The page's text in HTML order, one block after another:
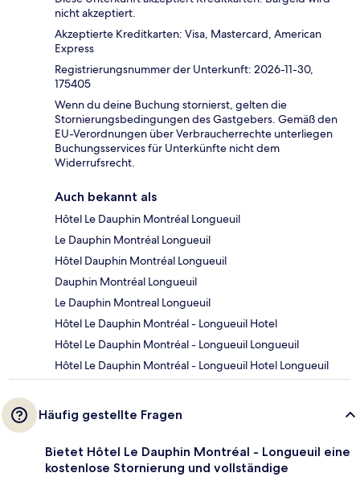
nicht akzeptiert.
Akzeptierte Kreditkarten: Visa, Mastercard, American
Express
Registrierungsnummer der Unterkunft: 2026-11-30,
175405
Wenn du deine Buchung stornierst, gelten die
Stornierungsbedingungen des Gastgebers. Gemäß den
EU-Verordnungen über Verbraucherrechte unterliegen
Buchungsservices für Unterkünfte nicht dem
Widerrufsrecht.
Auch bekannt als
Hôtel Le Dauphin Montréal Longueuil
Le Dauphin Montréal Longueuil
Hôtel Dauphin Montréal Longueuil
Dauphin Montréal Longueuil
Le Dauphin Montreal Longueuil
Hôtel Le Dauphin Montréal - Longueuil Hotel
Hôtel Le Dauphin Montréal - Longueuil Longueuil
Hôtel Le Dauphin Montréal - Longueuil Hotel Longueuil
Häufig gestellte Fragen
Bietet Hôtel Le Dauphin Montréal - Longueuil eine
kostenlose Stornierung und vollständige